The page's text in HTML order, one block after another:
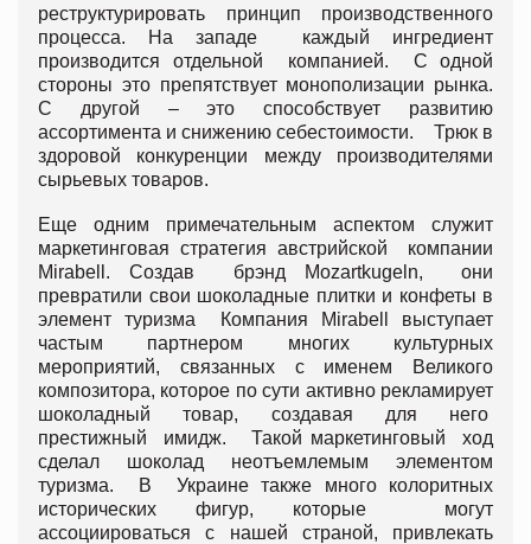
реструктурировать принцип производственного
процесса. На западе каждый ингредиент
производится отдельной компанией. С одной
стороны это препятствует монополизации рынка.
С другой – это способствует развитию
ассортимента и снижению себестоимости. Трюк в
здоровой конкуренции между производителями
сырьевых товаров.
Еще одним примечательным аспектом служит
маркетинговая стратегия австрийской компании
Mirabell. Создав брэнд Mozartkugeln, они
превратили свои шоколадные плитки и конфеты в
элемент туризма Компания Mirabell выступает
частым партнером многих культурных
мероприятий, связанных с именем Великого
композитора, которое по сути активно рекламирует
шоколадный товар, создавая для него
престижный имидж. Такой маркетинговый ход
сделал шоколад неотъемлемым элементом
туризма. В Украине также много колоритных
исторических фигур, которые могут
ассоциироваться с нашей страной, привлекать